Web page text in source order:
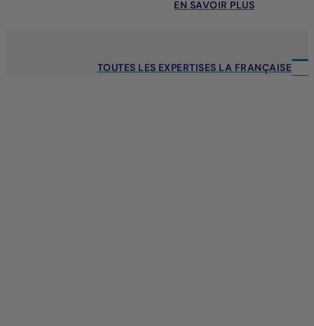
EN SAVOIR PLUS
TOUTES LES EXPERTISES LA FRANÇAISE